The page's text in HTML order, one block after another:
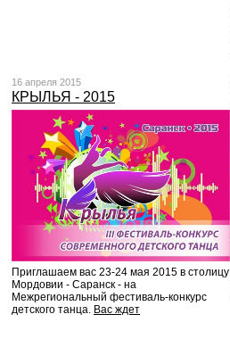
16 апреля 2015
КРЫЛЬЯ - 2015
Приглашаем вас 23-24 мая 2015 в столицу
Мордовии - Саранск - на
Межрегиональный фестиваль-конкурс
детского танца. Вас ждет